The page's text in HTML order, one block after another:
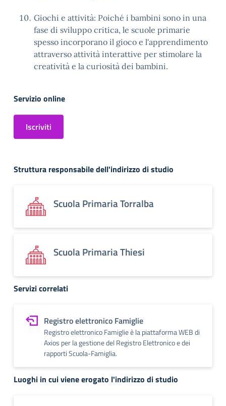
Giochi e attività: Poiché i bambini sono in una
fase di sviluppo critica, le scuole primarie
spesso incorporano il gioco e l'apprendimento
attraverso attività interattive per stimolare la
creatività e la curiosità dei bambini.
Servizio online
Iscriviti
Struttura responsabile dell'indirizzo di studio
Scuola Primaria Torralba
Scuola Primaria Thiesi
Servizi correlati
Registro elettronico Famiglie
Registro elettronico Famiglie è la piattaforma WEB di
Axios per la gestione del Registro Elettronico e dei
rapporti Scuola-Famiglia.
Luoghi in cui viene erogato l'indirizzo di studio